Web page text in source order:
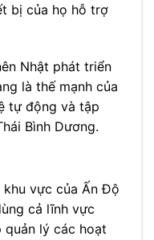
bị của họ hỗ trợ
Nhật phát triển
là thế mạnh của
tự động và tập
Bình Dương.
khu vực của Ấn Độ
cả lĩnh vực
quản lý các hoạt